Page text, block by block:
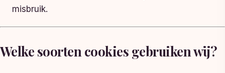
misbruik.
Welke soorten cookies gebruiken wij?